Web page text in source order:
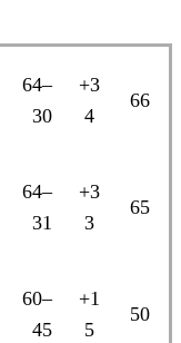
64–
30
+3
4
66
64–
31
+3
3
65
60–
45
+1
5
50